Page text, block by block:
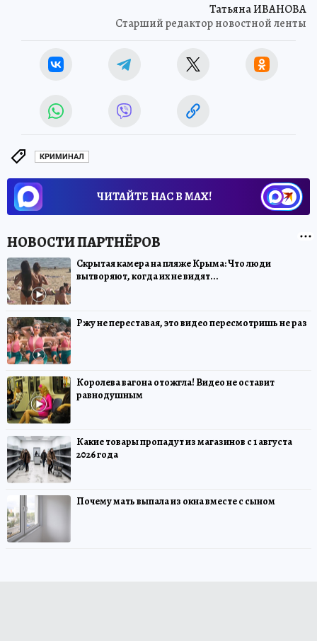
Татьяна ИВАНОВА
Старший редактор новостной ленты
КРИМИНАЛ
ЧИТАЙТЕ НАС В МАХ!
Скрытая камера на пляже Крыма: Что люди
вытворяют, когда их не видят...
Ржу не переставая, это видео пересмотришь не раз
Королева вагона отожгла! Видео не оставит
равнодушным
Какие товары пропадут из магазинов с 1 августа
2026 года
Почему мать выпала из окна вместе с сыном